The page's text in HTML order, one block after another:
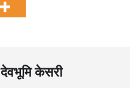
देवभूमि केसरी